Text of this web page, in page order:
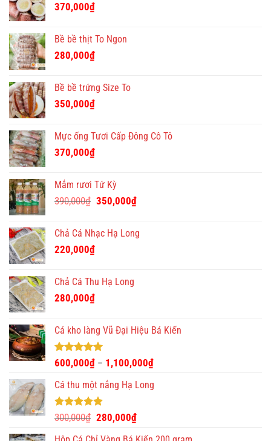
370,000₫
Bề bề thịt To Ngon
280,000₫
Bề bề trứng Size To
350,000₫
Mực ống Tươi Cấp Đông Cô Tô
370,000₫
Mắm rươi Tứ Kỳ
390,000₫ Giá
390,000₫.
350,000₫Giá
là:
Chả Cá Nhạc Hạ Long
220,000₫
Chả Cá Thu Hạ Long
280,000₫
Cá kho làng Vũ Đại Hiệu Bá Kiến
Được xếp
hạng
4.93
5 sao
600,000₫ – 1,100,000₫
Cá thu một nắng Hạ Long
Được xếp
hạng
5.00
5 sao
300,000₫ Giá
280,000₫Giá